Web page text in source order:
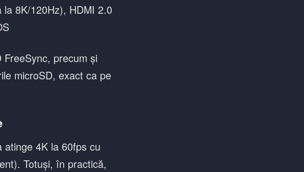
8K/120Hz), HDMI 2.0
FreeSync, precum și
microSD, exact ca pe
atinge 4K la 60fps cu
Totuși, în practică,